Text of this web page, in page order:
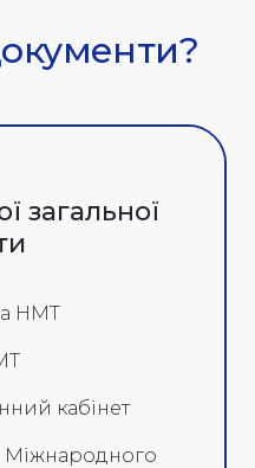
загальної
НМТ
кабінет
Міжнародного